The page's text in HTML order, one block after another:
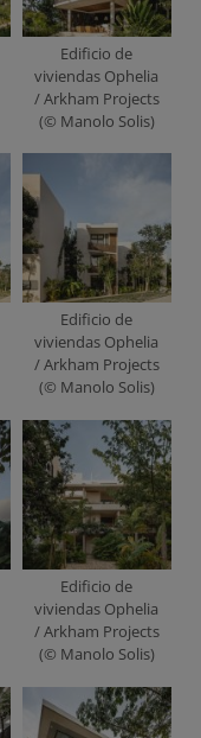
Edificio de
viviendas Ophelia
/ Arkham Projects
(© Manolo Solis)
Edificio de
viviendas Ophelia
/ Arkham Projects
(© Manolo Solis)
Edificio de
viviendas Ophelia
/ Arkham Projects
(© Manolo Solis)